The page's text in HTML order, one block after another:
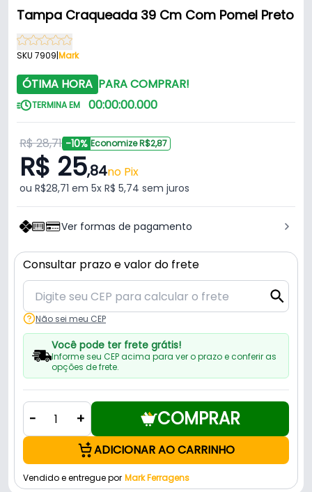
Tampa Craqueada 39 Cm Com Pomel Preto
SKU 7909|Mark
ÓTIMA HORA PARA COMPRAR!
TERMINA EM 00:00:00.000
R$ 28,71 -10% Economize R$2,87
R$ 25,84no Pix
ou R$28,71 em 5x R$ 5,74 sem juros
Ver formas de pagamento
Consultar prazo e valor do frete
Não sei meu CEP
Você pode ter frete grátis!
Informe seu CEP acima para ver o prazo e conferir as
opções de frete.
- + COMPRAR
ADICIONAR AO CARRINHO
Vendido e entregue por Mark Ferragens